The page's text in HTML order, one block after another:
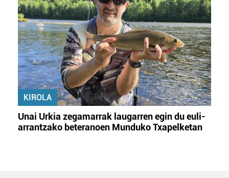
KIROLA
Unai Urkia zegamarrak laugarren egin du euli-
arrantzako beteranoen Munduko Txapelketan